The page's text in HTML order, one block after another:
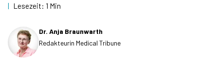
| Lesezeit: 1 Min
Dr. Anja Braunwarth
Redakteurin Medical Tribune